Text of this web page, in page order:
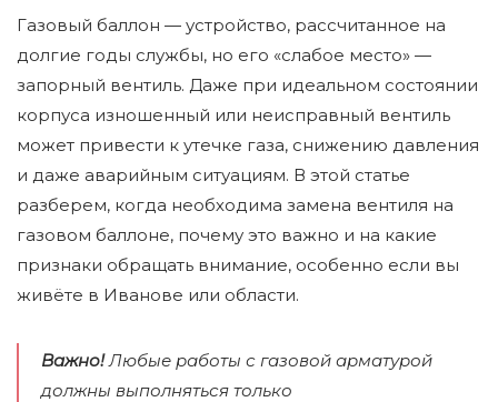
Газовый баллон — устройство, рассчитанное на
долгие годы службы, но его «слабое место» —
запорный вентиль. Даже при идеальном состоянии
корпуса изношенный или неисправный вентиль
может привести к утечке газа, снижению давления
и даже аварийным ситуациям. В этой статье
разберем, когда необходима замена вентиля на
газовом баллоне, почему это важно и на какие
признаки обращать внимание, особенно если вы
живёте в Иванове или области.
Важно!Любые работы с газовой арматурой
должны выполняться только